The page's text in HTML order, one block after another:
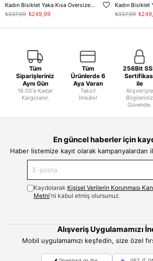
Kadın Bisiklet Yaka Kısa Oversize T-Shirt - Toz Pembe
₺249,99
₺337,99 ₺337,99
Tüm
Siparişleriniz
Aynı Gün
16.00'a Kadar
Kargolanır.
Tüm
Ürünlerde 6
Aya Varan
Taksit
İmkânı!
256Bit
ile
Alışverişte
Bilgileriniz
Güvende.
En güncel haberler için
Haber listemize kayıt olarak kampanyalardan
Kaydolarak Kişisel Verilerin Korunması
Metni'ni kabul etmiş olursunuz.
Alışveriş Uygulamamızı
Mobil uygulamamızı keşfedin, size özel